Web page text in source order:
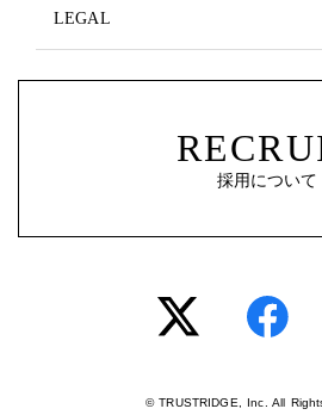
LEGAL
採用について
© TRUSTRIDGE, Inc. All